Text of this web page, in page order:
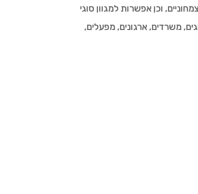
וכן אפשרות למגוון סוגי
משרדים, ארגונים, מפעלים,